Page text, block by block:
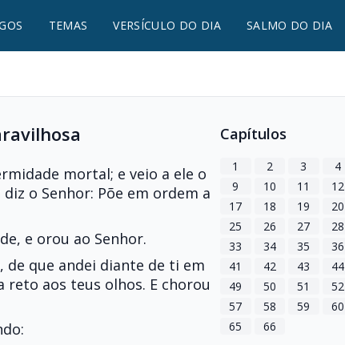
TEMAS VERSÍCULO DO DIA SALMO DO DIA
mortal; e veio a ele o
o Senhor: Põe em ordem a
e orou ao Senhor.
de que andei diante de ti em
aos teus olhos. E chorou
Capítulos
1 2 3 4
9
10 11 12
17
18 19 20
25
26 27 28
33
34 35 36
41
42 43 44
49
50 51 52
57
58 59 60
65
66